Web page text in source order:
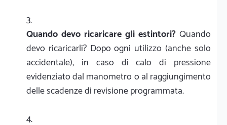
Quando devo ricaricare gli estintori? Quando
devo ricaricarli? Dopo ogni utilizzo (anche solo
accidentale), in caso di calo di pressione
evidenziato dal manometro o al raggiungimento
delle scadenze di revisione programmata.